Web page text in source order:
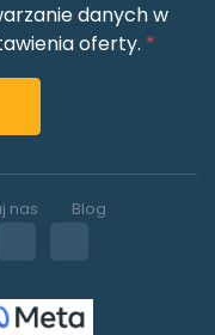
danych w
oferty. *
nas
Blog